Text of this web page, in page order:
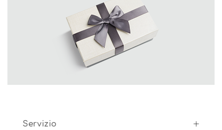
Servizio